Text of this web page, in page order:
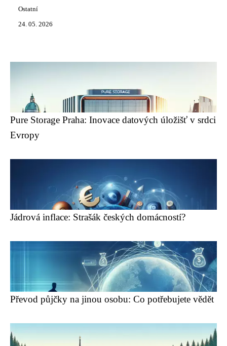
Ostatní
24. 05. 2026
Pure Storage Praha: Inovace datových úložišť v srdci
Evropy
Jádrová inflace: Strašák českých domácností?
Převod půjčky na jinou osobu: Co potřebujete vědět